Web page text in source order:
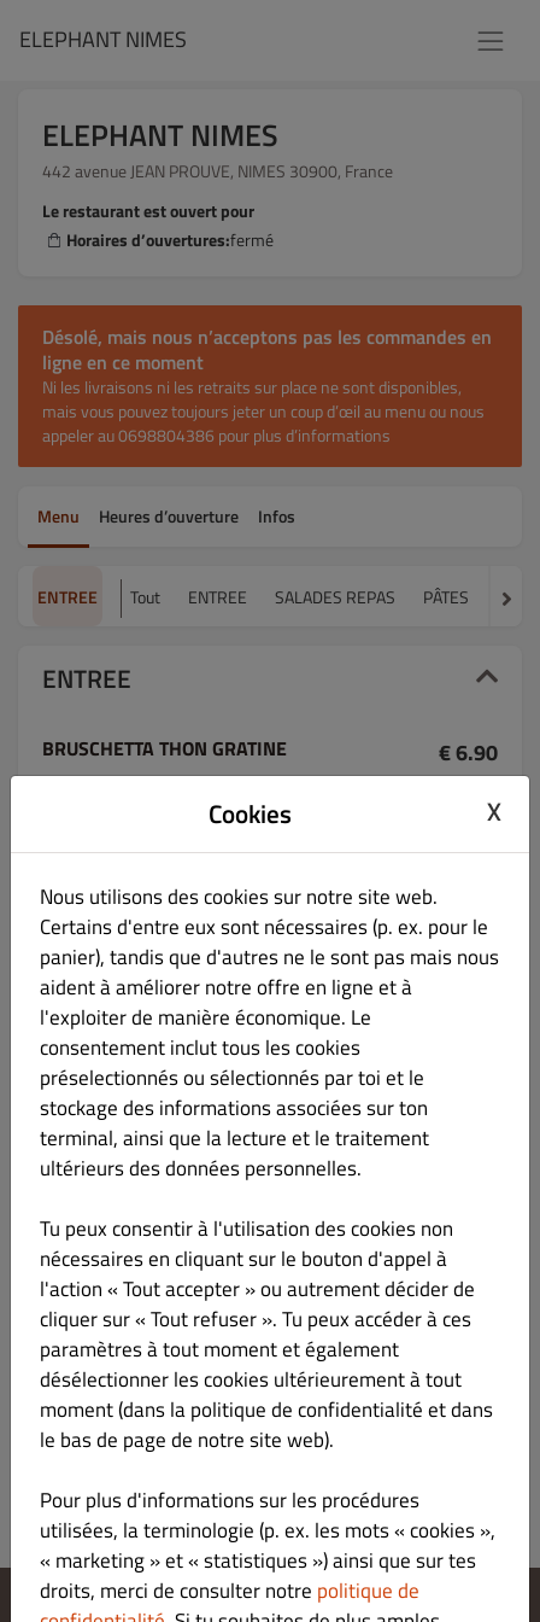
ELEPHANT NIMES
ELEPHANT NIMES
442 avenue JEAN PROUVE, NIMES 30900, France
Le restaurant est ouvert pour
Horaires d’ouvertures:fermé
Désolé, mais nous n’acceptons pas les commandes en
ligne en ce moment
Ni les livraisons ni les retraits sur place ne sont disponibles,
mais vous pouvez toujours jeter un coup d’œil au menu ou nous
appeler au 0698804386 pour plus d’informations
Menu Heures d’ouverture Infos
ENTREE Tout ENTREE SALADES REPAS PÂTES
ENTREE
BRUSCHETTA THON GRATINE € 6.90
Pain toaster, thon; tomate; gruyere; basilic; ail; huile d'olive
AUBERGINE PARMESAN € 9.50
Aubergine, sauce tomate, parmesan.
MOULES GRATINEES € 11.00
Moules, beurre d'ail
BURRATA 125g € 13.00
Burrata, tomate, basilic, huile d'olive, origan.
Cookies X
Nous utilisons des cookies sur notre site web.
Certains d'entre eux sont nécessaires (p. ex. pour le
panier), tandis que d'autres ne le sont pas mais nous
aident à améliorer notre offre en ligne et à
l'exploiter de manière économique. Le
consentement inclut tous les cookies
préselectionnés ou sélectionnés par toi et le
stockage des informations associées sur ton
terminal, ainsi que la lecture et le traitement
ultérieurs des données personnelles.
Tu peux consentir à l'utilisation des cookies non
nécessaires en cliquant sur le bouton d'appel à
l'action « Tout accepter » ou autrement décider de
cliquer sur « Tout refuser ». Tu peux accéder à ces
paramètres à tout moment et également
désélectionner les cookies ultérieurement à tout
moment (dans la politique de confidentialité et dans
le bas de page de notre site web).
Pour plus d'informations sur les procédures
utilisées, la terminologie (p. ex. les mots « cookies »,
« marketing » et « statistiques ») ainsi que sur tes
droits, merci de consulter notre politique de